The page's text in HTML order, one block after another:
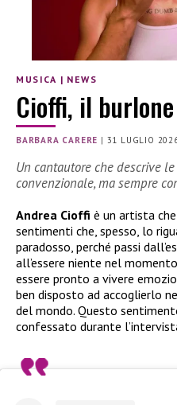
MUSICA | NEWS
Cioffi, il burlone
BARBARA CARERE | 31 LUGLIO
Un cantautore che descrive
convenzionale, ma sempre
Andrea Cioffi è un artista
sentimenti che, spesso, lo
paradosso, perché passi
all’essere niente nel
essere pronto a vivere
ben disposto ad accoglierlo
del mondo. Questo
confessato durante